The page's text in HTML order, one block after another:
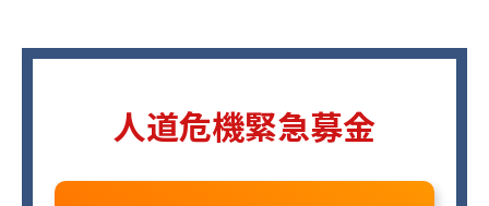
人道危機緊急募金